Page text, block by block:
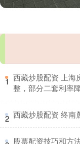
1 西藏炒股配资 上海
整，部分二套利率
2 西藏炒股配资 终南
股票配资技巧和方